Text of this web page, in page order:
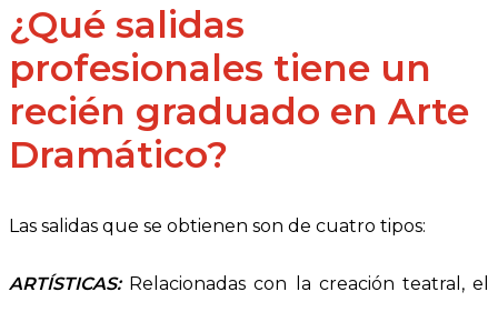
¿Qué salidas
profesionales tiene un
recién graduado en Arte
Dramático?
Las salidas que se obtienen son de cuatro tipos:
ARTÍSTICAS: Relacionadas con la creación teatral, el